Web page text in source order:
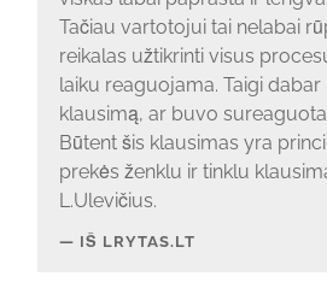
Tačiau vartotojui tai nelabai
reikalas užtikrinti visus
laiku reaguojama. Taigi dabar
klausimą, ar buvo
Būtent šis klausimas yra
prekės ženklu ir tinklu
L.Ulevičius.
IŠ LRYTAS.LT